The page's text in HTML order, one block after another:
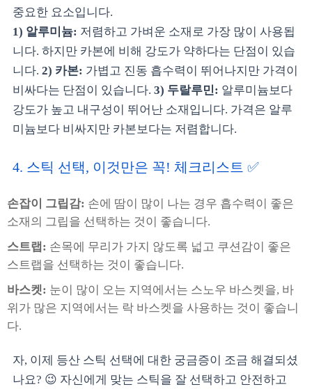
중요한 요소입니다.
1) 알루미늄: 저렴하고 가벼운 소재로 가장 많이 사용됩
니다. 하지만 카본에 비해 강도가 약하다는 단점이 있습
니다. 2) 카본: 가볍고 진동 흡수력이 뛰어나지만 가격이
비싸다는 단점이 있습니다. 3) 두랄루민: 알루미늄보다
강도가 높고 내구성이 뛰어난 소재입니다. 가격은 알루
미늄보다 비싸지만 카본보다는 저렴합니다.
4. 스틱 선택, 이것만은 꼭! 체크리스트 ✅
손잡이 그립감: 손에 땀이 많이 나는 경우 흡수력이 좋은
소재의 그립을 선택하는 것이 좋습니다.
스트랩: 손목에 무리가 가지 않도록 넓고 쿠션감이 좋은
스트랩을 선택하는 것이 좋습니다.
바스켓: 눈이 많이 오는 지역에서는 스노우 바스켓을, 바
위가 많은 지역에서는 락 바스켓을 사용하는 것이 좋습니
다.
자, 이제 등산 스틱 선택에 대한 궁금증이 조금 해결되셨
나요? 😉 자신에게 맞는 스틱을 잘 선택하고 안전하고